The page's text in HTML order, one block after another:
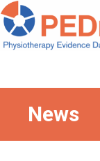
Skip
to
content
News